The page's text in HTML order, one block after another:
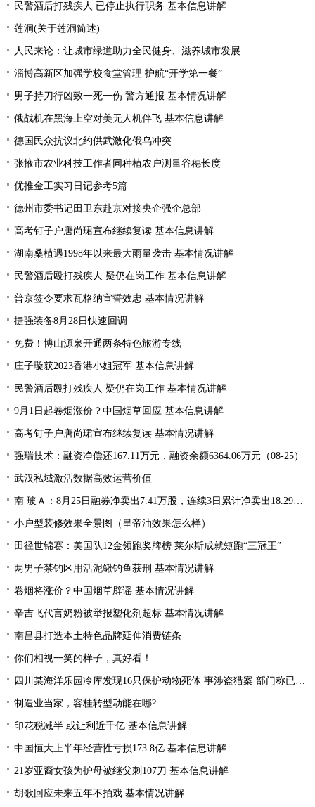
民警酒后打残疾人 已停止执行职务 基本信息讲解
莲洞(关于莲洞简述)
人民来论：让城市绿道助力全民健身、滋养城市发展
淄博高新区加强学校食堂管理 护航“开学第一餐”
男子持刀行凶致一死一伤 警方通报 基本情况讲解
俄战机在黑海上空对美无人机伴飞 基本信息讲解
德国民众抗议北约供武激化俄乌冲突
张掖市农业科技工作者同种植农户测量谷穗长度
优推金工实习日记参考5篇
德州市委书记田卫东赴京对接央企强企总部
高考钉子户唐尚珺宣布继续复读 基本信息讲解
湖南桑植遇1998年以来最大雨量袭击 基本情况讲解
民警酒后殴打残疾人 疑仍在岗工作 基本信息讲解
普京签令要求瓦格纳宣誓效忠 基本情况讲解
捷强装备8月28日快速回调
免费！博山源泉开通两条特色旅游专线
庄子璇获2023香港小姐冠军 基本信息讲解
民警酒后殴打残疾人 疑仍在岗工作 基本情况讲解
9月1日起卷烟涨价？中国烟草回应 基本信息讲解
高考钉子户唐尚珺宣布继续复读 基本情况讲解
强瑞技术：融资净偿还167.11万元，融资余额6364.06万元（08-25）
武汉私域激活数据高效运营价值
南 玻Ａ：8月25日融券净卖出7.41万股，连续3日累计净卖出18.29万股
小户型装修效果全景图（皇帝油效果怎么样）
田径世锦赛：美国队12金领跑奖牌榜 莱尔斯成就短跑“三冠王”
两男子禁钓区用活泥鳅钓鱼获刑 基本情况讲解
卷烟将涨价？中国烟草辟谣 基本情况讲解
辛吉飞代言奶粉被举报塑化剂超标 基本情况讲解
南昌县打造本土特色品牌延伸消费链条
你们相视一笑的样子，真好看！
四川某海洋乐园冷库发现16只保护动物死体 事涉盗猎案 部门称已整改
制造业当家，容桂转型动能在哪?
印花税减半 或让利近千亿 基本信息讲解
中国恒大上半年经营性亏损173.8亿 基本信息讲解
21岁亚裔女孩为护母被继父刺107刀 基本信息讲解
胡歌回应未来五年不拍戏 基本情况讲解